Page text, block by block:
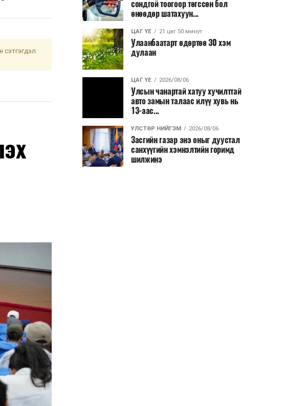
сэтгэгдэл
сондгой тоогоор төгссөн бол
өнөөдөр шатахуун...
ЦАГ ҮЕ 21 цаг 50 минут
Улаанбаатарт өдөртөө 30 хэм
дулаан
ЦАГ ҮЕ 2026/08/06
Улсын чанартай хатуу хучилттай
авто замын талаас илүү хувь нь
13-аас...
УЛСТӨР НИЙГЭМ 2026/08/06
Засгийн газар энэ оныг дуустал
санхүүгийн хэмнэлтийн горимд
шилжинэ